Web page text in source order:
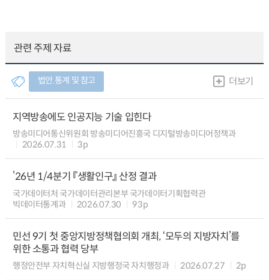
관련 주제 자료
법안.통계 및 참고 더보기
지역방송에도 인공지능 기술 입힌다
방송미디어통신위원회 방송미디어진흥국 디지털방송미디어정책과
2026.07.31
3p
’26년 1/4분기 『생활인구』 산정 결과
국가데이터처 국가데이터관리본부 국가데이터기획협력관
빅데이터통계과
2026.07.30 93p
민선 9기 첫 중앙지방정책협의회 개최, ‘모두의 지방자치’를
위한 소통과 협력 당부
행정안전부 자치혁신실 지방행정국 자치행정과 2026.07.27 2p